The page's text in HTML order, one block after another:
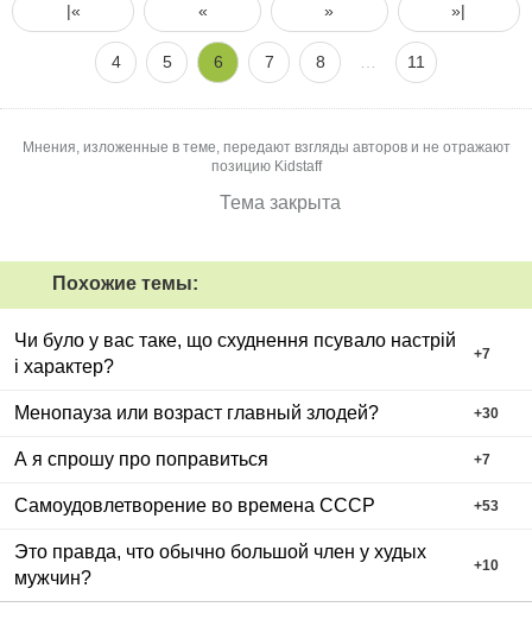
|« « » »|
4 5 6 7 8 11
Мнения, изложенные в теме, передают взгляды авторов и не отражают
позицию Kidstaff
Тема закрыта
Похожие темы:
Чи було у вас таке, що схуднення псувало настрій
і характер?
+7
Менопауза или возраст главный злодей? +30
А я спрошу про поправиться +7
Самоудовлетворение во времена СССР +53
Это правда, что обычно большой член у худых
мужчин?
+10